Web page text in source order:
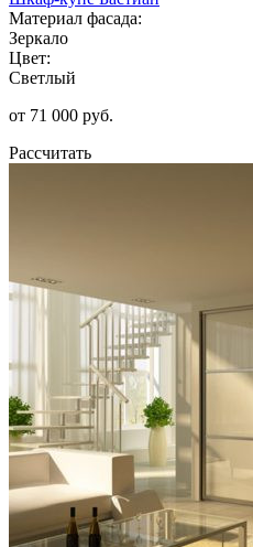
Материал фасада:
Зеркало
Цвет:
Светлый
от 71 000 руб.
Рассчитать